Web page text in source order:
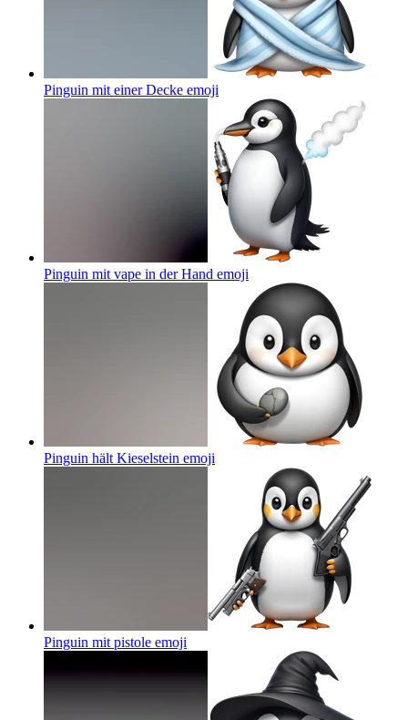
Pinguin mit einer Decke emoji
Pinguin mit vape in der Hand emoji
Pinguin hält Kieselstein emoji
Pinguin mit pistole emoji